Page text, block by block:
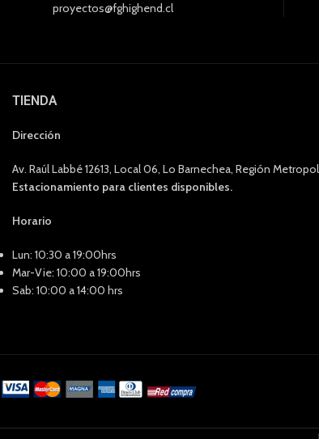
proyectos@fghighend.cl
TIENDA
Dirección
Av. Raúl Labbé 12613, Local 06, Lo Barnechea, Región
Estacionamiento para clientes disponibles.
Horario
Lun: 10:30 a 19:00hrs
Mar-Vie: 10:00 a 19:00hrs
Sab: 10:00 a 14:00 hrs